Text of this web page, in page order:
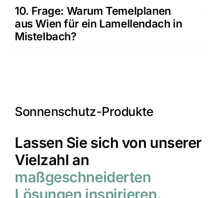
10. Frage: Warum Temelplanen
aus Wien für ein Lamellendach in
Mistelbach?
Sonnenschutz-Produkte
Lassen Sie sich von unserer
Vielzahl an
maßgeschneiderten
Lösungen inspirieren.